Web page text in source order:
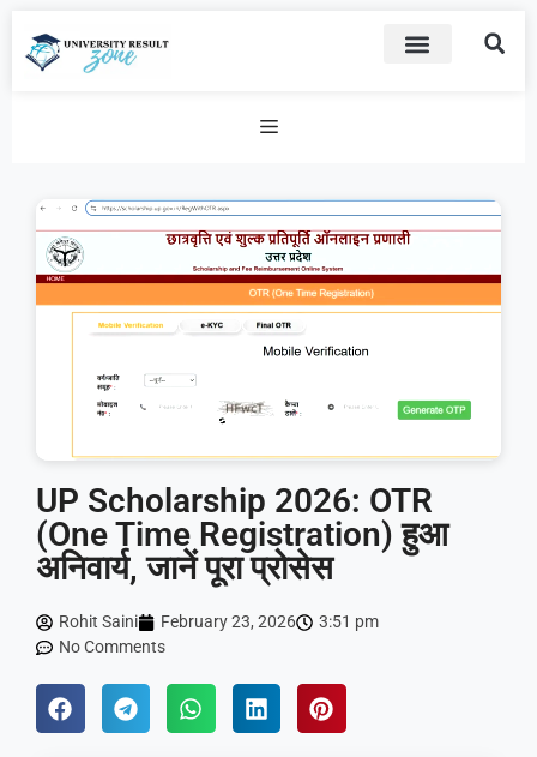
UP Scholarship 2026: OTR
(One Time Registration) हुआ
अनिवार्य, जानें पूरा प्रोसेस
Rohit Saini February 23, 2026
3:51 pm
No Comments